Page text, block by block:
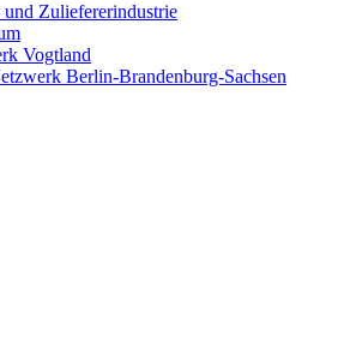
Zuliefererindustrie
Vogtland
Berlin-Brandenburg-Sachsen